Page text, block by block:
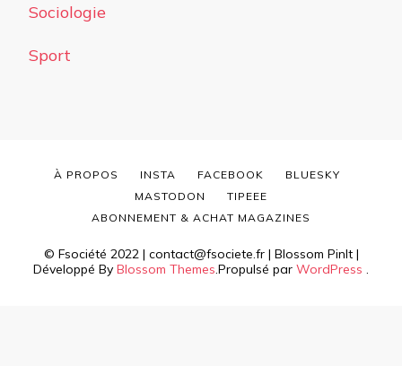
Sociologie
Sport
© Fsociété 2022 | contact@fsociete.fr | Blossom PinIt |
Développé By Blossom Themes.Propulsé par WordPress .
À PROPOS INSTA FACEBOOK
BLUESKY
MASTODON
TIPEEE
ABONNEMENT & ACHAT MAGAZINES